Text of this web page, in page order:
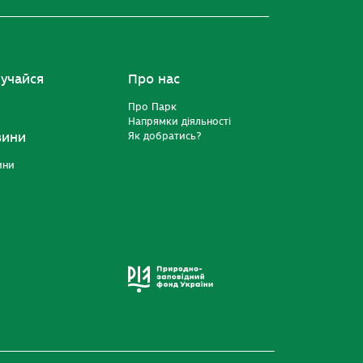
Про нас
Про Парк
Напрямки діяльності
Як добратись?